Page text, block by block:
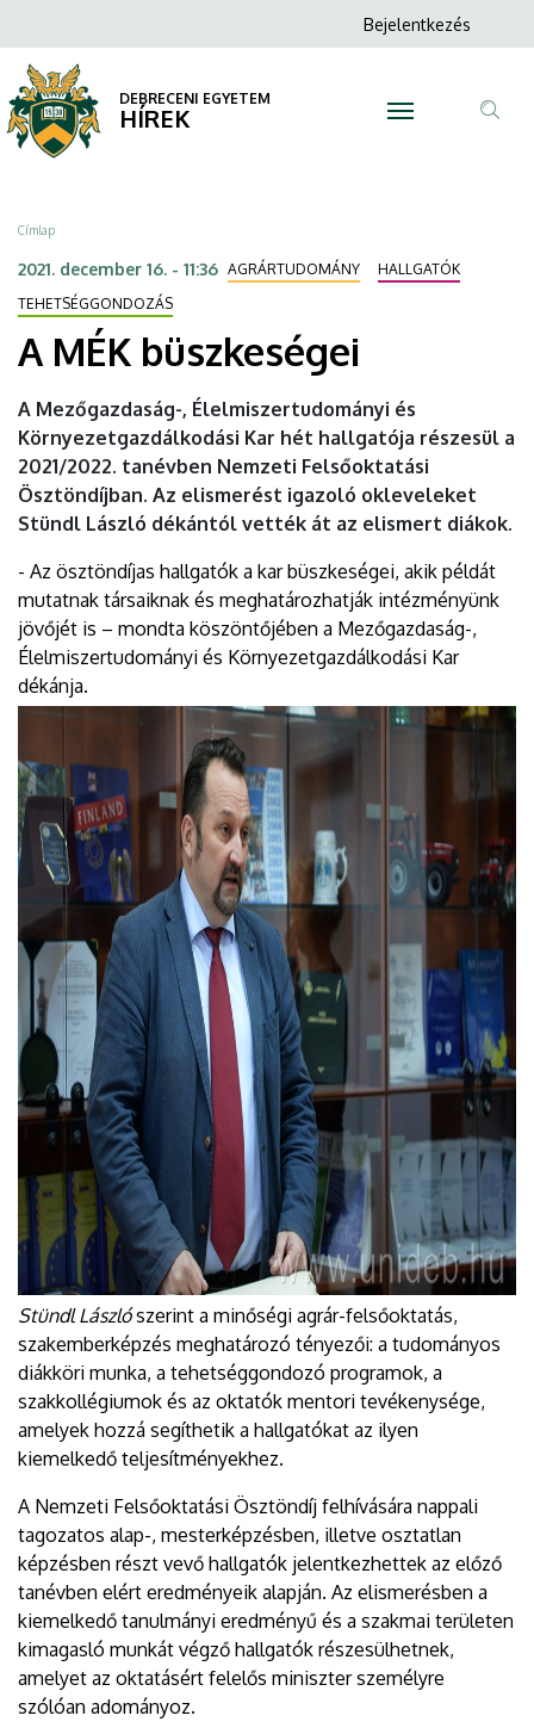
MÉK
büszkeségei
DEBRECENI
EGYETEM
a
tartalomra
Anonim
menüje
Bejelentkezés
DEBRECENI EGYETEM
HÍREK
Morzsa
Címlap
2021. december 16. - 11:36 AGRÁRTUDOMÁNY
HALLGATÓK
TEHETSÉGGONDOZÁS
A MÉK büszkeségei
A Mezőgazdaság-, Élelmiszertudományi és
Környezetgazdálkodási Kar hét hallgatója részesül a
2021/2022. tanévben Nemzeti Felsőoktatási
Ösztöndíjban. Az elismerést igazoló okleveleket
Stündl László dékántól vették át az elismert diákok.
- Az ösztöndíjas hallgatók a kar büszkeségei, akik példát
mutatnak társaiknak és meghatározhatják intézményünk
jövőjét is – mondta köszöntőjében a Mezőgazdaság-,
Élelmiszertudományi és Környezetgazdálkodási Kar
dékánja.
Stündl Lászlószerint a minőségi agrár-felsőoktatás,
szakemberképzés meghatározó tényezői: a tudományos
diákköri munka, a tehetséggondozó programok, a
szakkollégiumok és az oktatók mentori tevékenysége,
amelyek hozzá segíthetik a hallgatókat az ilyen
kiemelkedő teljesítményekhez.
A Nemzeti Felsőoktatási Ösztöndíj felhívására nappali
tagozatos alap-, mesterképzésben, illetve osztatlan
képzésben részt vevő hallgatók jelentkezhettek az előző
tanévben elért eredményeik alapján. Az elismerésben a
kiemelkedő tanulmányi eredményű és a szakmai területen
kimagasló munkát végző hallgatók részesülhetnek,
amelyet az oktatásért felelős miniszter személyre
szólóan adományoz.